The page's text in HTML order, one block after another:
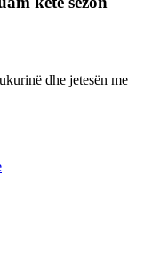
dhe jetesën me